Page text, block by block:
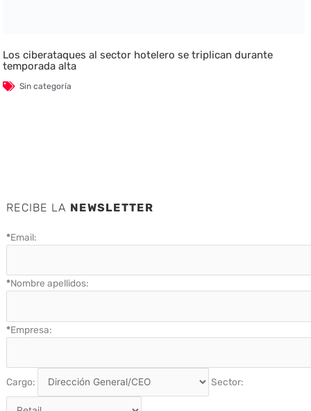
Los ciberataques al sector hotelero se triplican durante
temporada alta
Sin categoría
RECIBE LA NEWSLETTER
*Email:
*Nombre apellidos:
*Empresa:
Cargo: Sector: